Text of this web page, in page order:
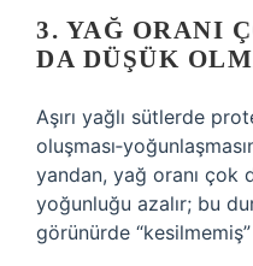
3. YAĞ ORANI
DA DÜŞÜK
Aşırı yağlı sütlerde
yandan, yağ oranı çok
yoğunluğu azalır; bu
görünürde